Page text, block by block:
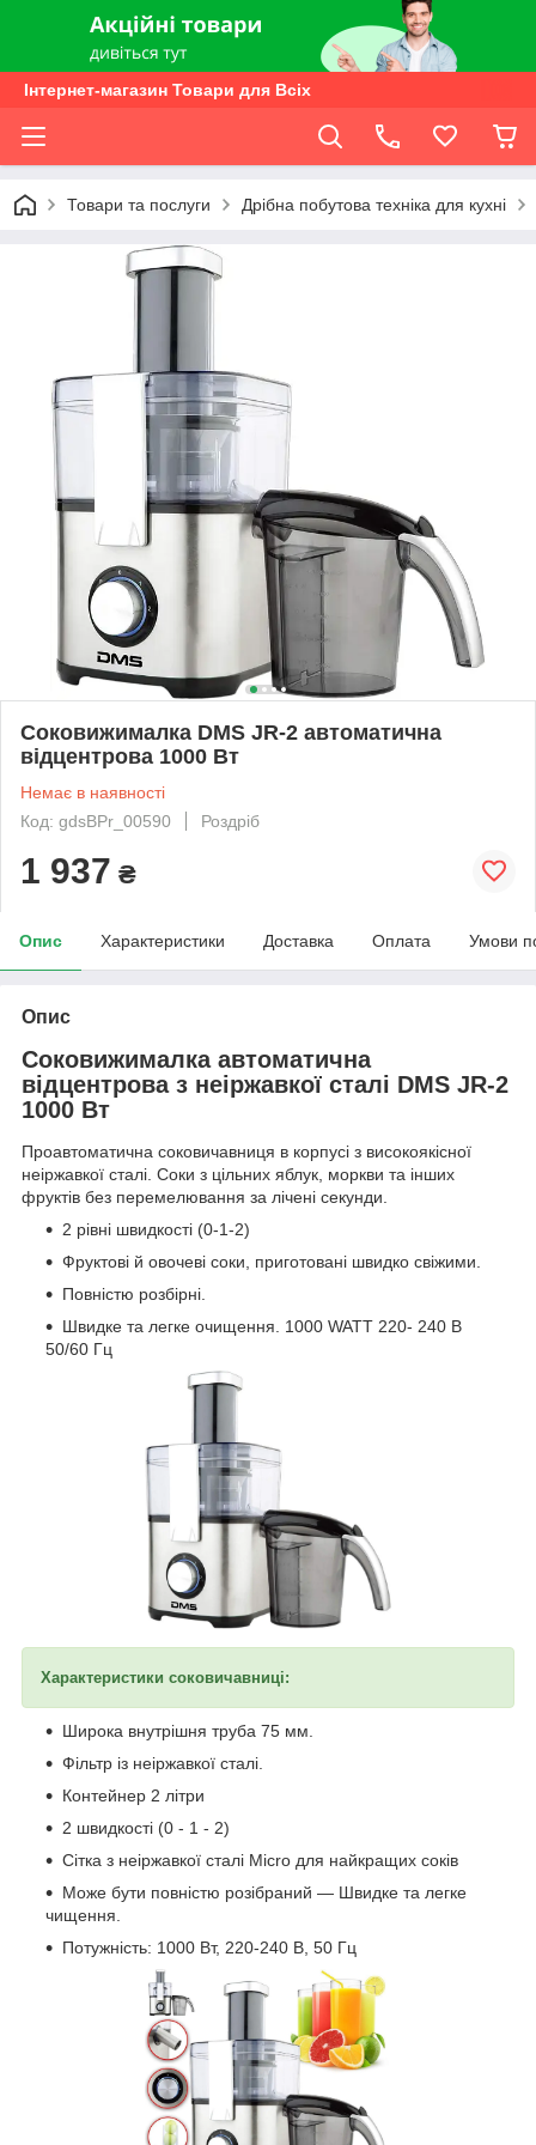
Інтернет-магазин Товари для Всіх
Товари та послуги Дрібна побутова техніка для кухні
Соковижималка DMS JR-2 автоматична
відцентрова 1000 Вт
Немає в наявності
Код: gdsBPr_00590
Роздріб
1 937 ₴
Опис Характеристики Доставка Оплата Умови
Опис
Соковижималка автоматична
відцентрова з неіржавкої сталі DMS JR-2
1000 Вт
Проавтоматична соковичавниця в корпусі з високоякісної
неіржавкої сталі. Соки з цільних яблук, моркви та інших
фруктів без перемелювання за лічені секунди.
2 рівні швидкості (0-1-2)
Фруктові й овочеві соки, приготовані швидко свіжими.
Повністю розбірні.
Швидке та легке очищення. 1000 WATT 220- 240 В
50/60 Гц
Характеристики соковичавниці:
Широка внутрішня труба 75 мм.
Фільтр із неіржавкої сталі.
Контейнер 2 літри
2 швидкості (0 - 1 - 2)
Сітка з неіржавкої сталі Micro для найкращих соків
Може бути повністю розібраний — Швидке та легке
чищення.
Потужність: 1000 Вт, 220-240 В, 50 Гц